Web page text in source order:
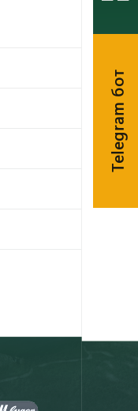
Telegram бот